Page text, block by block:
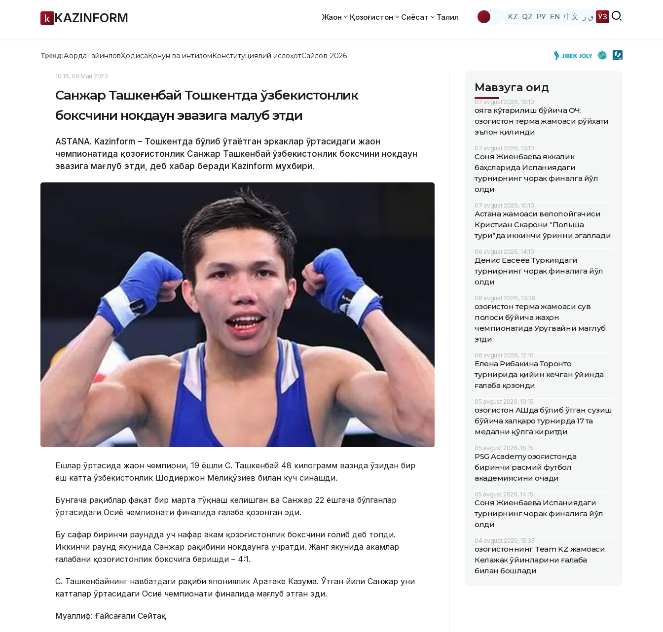
KAZINFORM Жаҳон Қозоғистон Сиёсат Таҳлил KZ QZ РУ EN 中文 ق ز ЎЗ
Тренд:АқордаТайинловҲодисаҚонун ва интизомКонституциявий ислоҳотСайлов-2026
10:16, 09 Май 2023
Санжар Ташкенбай Тошкентда ўзбекистонлик
боксчини нокдаун эвазига мағлуб этди
ASTANA. Kazinform – Тошкентда бўлиб ўтаётган эркаклар ўртасидаги жаҳон
чемпионатида қозоғистонлик Санжар Ташкенбай ўзбекистонлик боксчини нокдаун
эвазига мағлуб этди, деб хабар беради Kazinform мухбири.
Ёшлар ўртасида жаҳон чемпиони, 19 ёшли С. Ташкенбай 48 килограмм вазнда ўзидан бир
ёш катта ўзбекистонлик Шодиёржон Мелиқўзиев билан куч синашди.
Бунгача рақиблар фақат бир марта тўқнаш келишган ва Санжар 22 ёшгача бўлганлар
ўртасидаги Осиё чемпионати финалида ғалаба қозонган эди.
Бу сафар биринчи раундда уч нафар ҳакам қозоғистонлик боксчини ғолиб деб топди.
Иккинчи раунд якунида Санжар рақибини нокдаунга учратди. Жанг якунида ҳакамлар
ғалабани қозоғистонлик боксчига беришди – 4:1.
С. Ташкенбайнинг навбатдаги рақиби япониялик Аратаке Казума. Ўтган йили Санжар уни
катталар ўртасидаги Осиё чемпионати финалида мағлуб этган эди.
Муаллиф: Ғайсағали Сейтақ
Мавзуга оид
07 avgust 2026, 19:10
Қояга кўтарилиш бўйича ОЧ:
Қозоғистон терма жамоаси рўйхати
эълон қилинди
07 avgust 2026, 13:10
Соня Жиенбаева яккалик
баҳсларида Испаниядаги
турнирнинг чорак финалга йўл
олди
07 avgust 2026, 10:10
Астана жамоаси велопойгачиси
Кристиан Скарони “Польша
тури”да иккинчи ўринни эгаллади
06 avgust 2026, 14:10
Денис Евсеев Туркиядаги
турнирнинг чорак финалига йўл
олди
06 avgust 2026, 13:39
Қозоғистон терма жамоаси сув
полоси бўйича жаҳон
чемпионатида Уругвайни мағлуб
этди
06 avgust 2026, 12:10
Елена Рибакина Торонто
турнирида қийин кечган ўйинда
ғалаба қозонди
05 avgust 2026, 19:15
Қозоғистон АҚШда бўлиб ўтган сузиш
бўйича халқаро турнирда 17 та
медални қўлга киритди
05 avgust 2026, 16:15
PSG Academy Қозоғистонда
биринчи расмий футбол
академиясини очади
05 avgust 2026, 14:15
Соня Жиенбаева Испаниядаги
турнирнинг чорак финалига йўл
олди
04 avgust 2026, 15:37
Қозоғистоннинг Team KZ жамоаси
Келажак ўйинларини ғалаба
билан бошлади